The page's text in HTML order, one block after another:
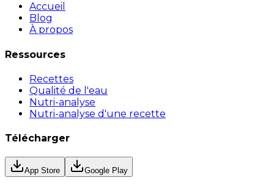
Accueil
Blog
À propos
Ressources
Recettes
Qualité de l'eau
Nutri-analyse
Nutri-analyse d'une recette
Télécharger
App Store Google Play